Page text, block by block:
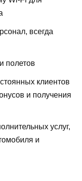
всегда
полетов
клиентов
и получения
услуг,
и